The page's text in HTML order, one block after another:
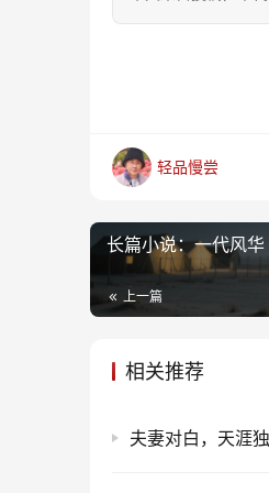
轻品慢尝
长篇小说：一代风
上一篇
相关推荐
夫妻对白，天涯